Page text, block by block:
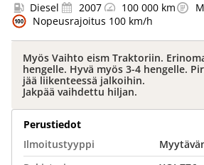
Diesel 2007 100 000 km
Nopeusrajoitus 100 km/h
Myös Vaihto eism Traktoriin.
hengelle. Hyvä myös 3-4 hengelle.
jää liikenteessä jalkoihin.
Jakpää vaihdettu hiljan.
Perustiedot
Ilmoitustyyppi